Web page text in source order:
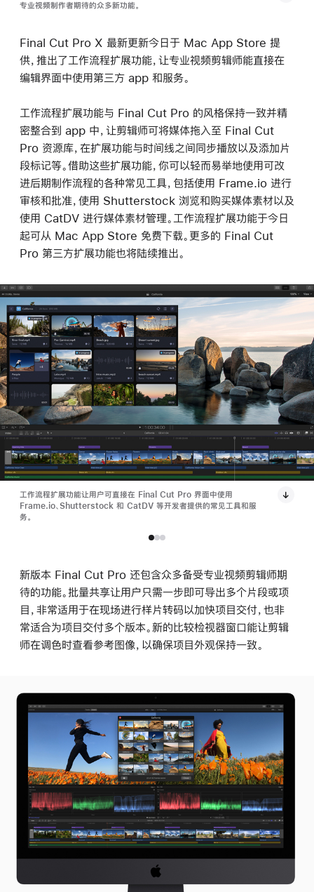
专业视频制作者期待的众多新功能。
Final Cut Pro X 最新更新今日于 Mac App Store 提
供，推出了工作流程扩展功能，让专业视频剪辑师能直接在
编辑界面中使用第三方 app 和服务。
工作流程扩展功能与 Final Cut Pro 的风格保持一致并精
密整合到 app 中，让剪辑师可将媒体拖入至 Final Cut
Pro 资源库，在扩展功能与时间线之间同步播放以及添加片
段标记等。借助这些扩展功能，你可以轻而易举地使用可改
进后期制作流程的各种常见工具，包括使用 Frame.io 进行
审核和批准，使用 Shutterstock 浏览和购买媒体素材以及
使用 CatDV 进行媒体素材管理。工作流程扩展功能于今日
起可从 Mac App Store 免费下载。更多的 Final Cut
Pro 第三方扩展功能也将陆续推出。
工作流程扩展功能让用户可直接在 Final Cut Pro 界面中使用
Frame.io、Shutterstock 和 CatDV 等开发者提供的常见工具和服
务。
新版本 Final Cut Pro 还包含众多备受专业视频剪辑师期
待的功能。批量共享让用户只需一步即可导出多个片段或项
目，非常适用于在现场进行样片转码以加快项目交付，也非
常适合为项目交付多个版本。新的比较检视器窗口能让剪辑
师在调色时查看参考图像，以确保项目外观保持一致。